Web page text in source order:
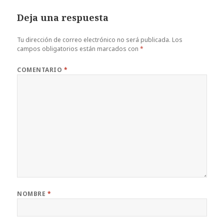
Deja una respuesta
Tu dirección de correo electrónico no será publicada. Los
campos obligatorios están marcados con*
COMENTARIO *
NOMBRE *